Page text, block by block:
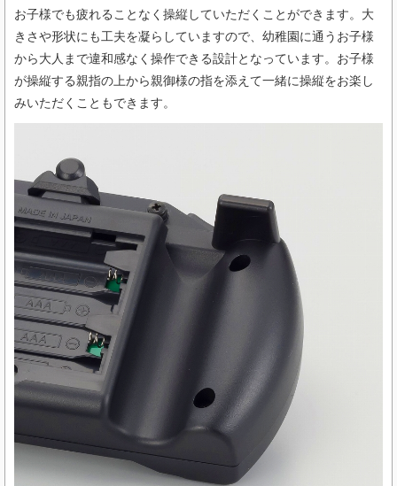
お子様でも疲れることなく操縦していただくことができます。大
きさや形状にも工夫を凝らしていますので、幼稚園に通うお子様
から大人まで違和感なく操作できる設計となっています。お子様
が操縦する親指の上から親御様の指を添えて一緒に操縦をお楽し
みいただくこともできます。